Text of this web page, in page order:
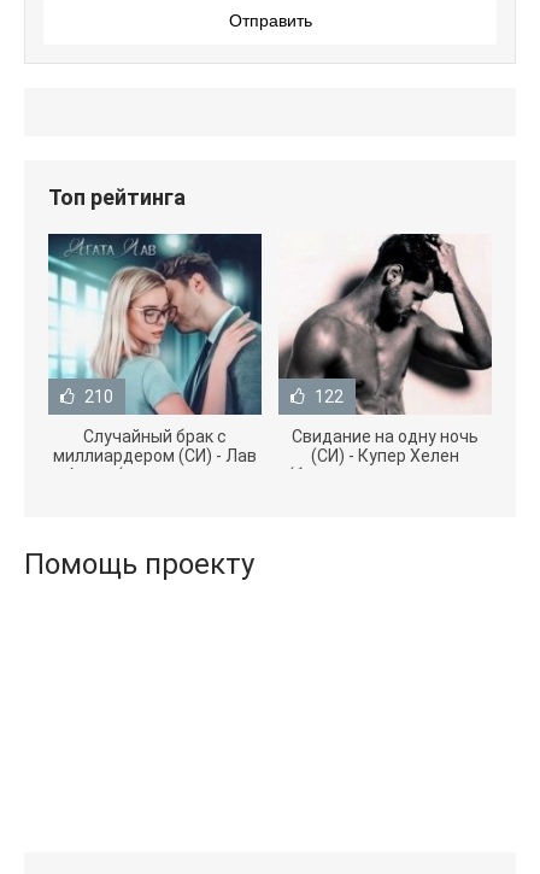
Отправить
Топ рейтинга
210
Случайный брак с
миллиардером (СИ) - Лав
Агата (полная версия
122
Свидание на одну ночь
(СИ) - Купер Хелен
(бесплатные серии книг
Помощь проекту